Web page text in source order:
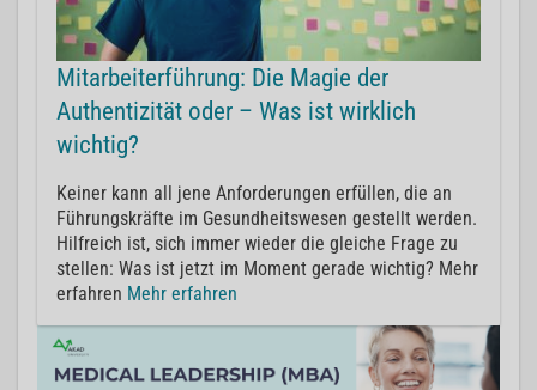
Mitarbeiterführung: Die Magie der
Authentizität oder – Was ist wirklich
wichtig?
Keiner kann all jene Anforderungen erfüllen, die an
Führungskräfte im Gesundheitswesen gestellt werden.
Hilfreich ist, sich immer wieder die gleiche Frage zu
stellen: Was ist jetzt im Moment gerade wichtig? Mehr
erfahren Mehr erfahren